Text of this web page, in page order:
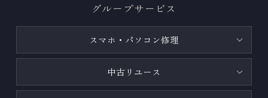
グループサービス
スマホ・パソコン修理
中古リユース